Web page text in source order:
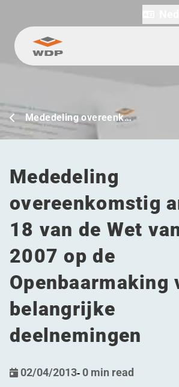
Ga naar inhoud
Mededeling overeenk…
Mededeling
overeenkomstig
18 van de Wet
2007 op de
Openbaarmaking
belangrijke
deelnemingen
02/04/2013- 0 min read